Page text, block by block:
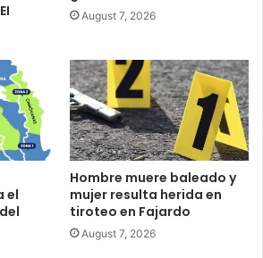
August 7, 2026
el
Hombre muere baleado y
mujer resulta herida en
tiroteo en Fajardo
August 7, 2026